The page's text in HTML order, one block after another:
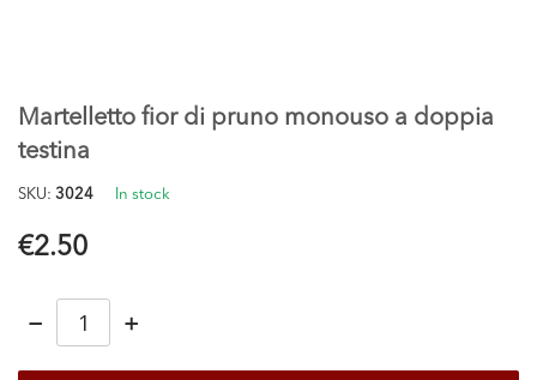
Martelletto fior di pruno monouso a doppia
testina
SKU 3024 In stock
€2.50
− +
the
beginning
of
images